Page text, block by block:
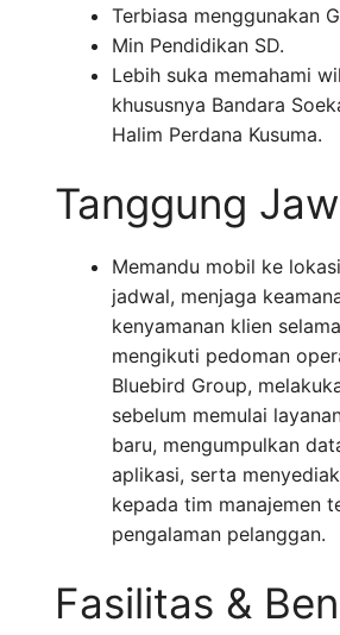
Terbiasa menggunakan
Min Pendidikan SD.
Lebih suka memahami
khususnya Bandara
Halim Perdana Kusuma.
Tanggung
Memandu mobil ke
jadwal, menjaga
kenyamanan klien
mengikuti pedoman
Bluebird Group,
sebelum memulai
baru, mengumpulkan
aplikasi, serta
kepada tim manajemen
pengalaman pelanggan.
Fasilitas &